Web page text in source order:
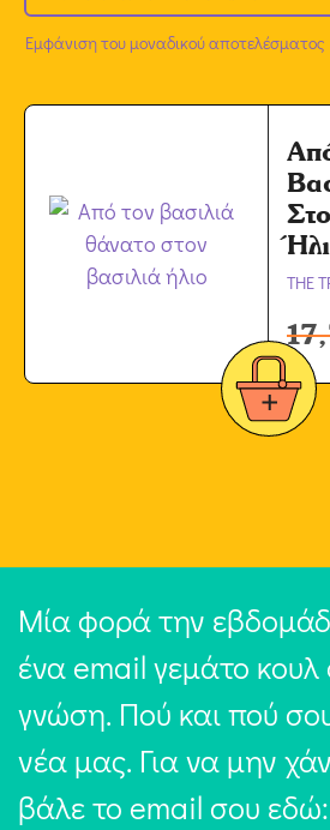
Εμφάνιση του μοναδικού αποτελέσματος
THE
Μία φορά την
ένα email γεμάτο κουλ
γνώση. Πού και πού
νέα μας. Για να μην
βάλε το email σου εδώ: